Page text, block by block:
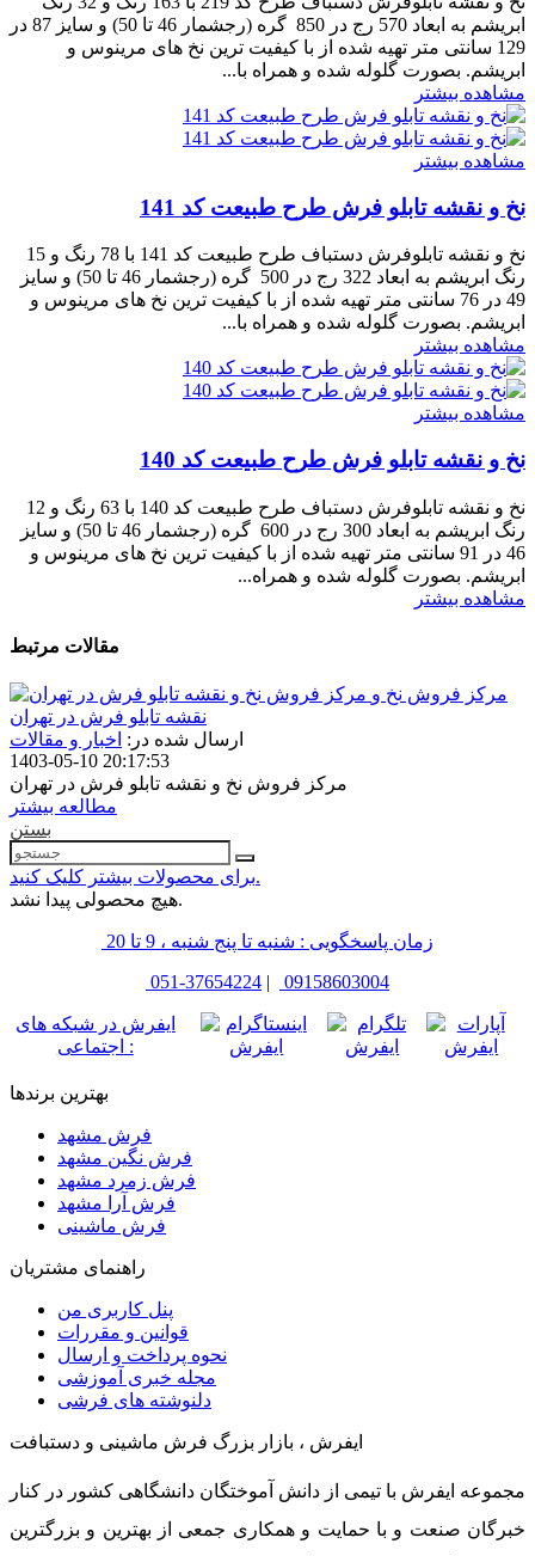
ابریشم به ابعاد 570 رج در 850 گره (رجشمار 46 تا 50) و سایز 87 در
129 سانتی متر تهیه شده از با کیفیت ترین نخ های مرینوس و
ابریشم. بصورت گلوله شده و همراه با...
مشاهده بیشتر
مشاهده بیشتر
نخ و نقشه تابلو فرش طرح طبیعت کد 141
نخ و نقشه تابلوفرش دستباف طرح طبیعت کد 141 با 78 رنگ و 15
رنگ ابریشم به ابعاد 322 رج در 500 گره (رجشمار 46 تا 50) و سایز
49 در 76 سانتی متر تهیه شده از با کیفیت ترین نخ های مرینوس و
ابریشم. بصورت گلوله شده و همراه با...
مشاهده بیشتر
مشاهده بیشتر
نخ و نقشه تابلو فرش طرح طبیعت کد 140
نخ و نقشه تابلوفرش دستباف طرح طبیعت کد 140 با 63 رنگ و 12
رنگ ابریشم به ابعاد 300 رج در 600 گره (رجشمار 46 تا 50) و سایز
46 در 91 سانتی متر تهیه شده از با کیفیت ترین نخ های مرینوس و
ابریشم. بصورت گلوله شده و همراه...
مشاهده بیشتر
مقالات مرتبط
مرکز فروش نخ و
نقشه تابلو فرش در تهران
ارسال شده در: اخبار و مقالات
1403-05-10 20:17:53
مرکز فروش نخ و نقشه تابلو فرش در تهران
مطالعه بیشتر
بستن
برای محصولات بیشتر کلیک کنید.
هیچ محصولی پیدا نشد.
زمان پاسخگویی : شنبه تا پنج شنبه ، 9 تا 20
051-37654224 | 09158603004
ایفرش در شبکه های
اجتماعی :
بهترین برندها
فرش مشهد
فرش نگین مشهد
فرش زمرد مشهد
فرش آرا مشهد
فرش ماشینی
راهنمای مشتریان
پنل کاربری من
قوانین و مقررات
نحوه پرداخت و ارسال
مجله خبری آموزشی
دلنوشته های فرشی
ایفرش ، بازار بزرگ فرش ماشینی و دستبافت
مجموعه ایفرش با تیمی از دانش آموختگان دانشگاهی کشور در کنار
خبرگان صنعت و با حمایت و همکاری جمعی از بهترین و بزرگترین